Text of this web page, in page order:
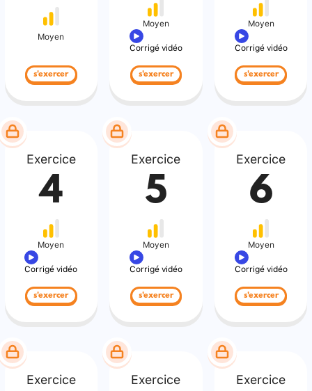
Moyen
s'exercer
Moyen
Corrigé vidéo
s'exercer
Moyen
Corrigé vidéo
s'exercer
Exercice
4
Moyen
Corrigé vidéo
s'exercer
Exercice
5
Moyen
Corrigé vidéo
s'exercer
Exercice
6
Moyen
Corrigé vidéo
s'exercer
Exercice Exercice Exercice